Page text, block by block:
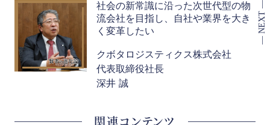
社会の新常識に沿った次世代型の物
流会社を目指し、自社や業界を大き
く変革したい
クボタロジスティクス株式会社
代表取締役社長
深井 誠
関連コンテンツ